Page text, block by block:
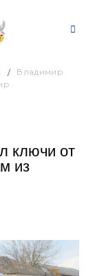
Владимир
ключи от
из